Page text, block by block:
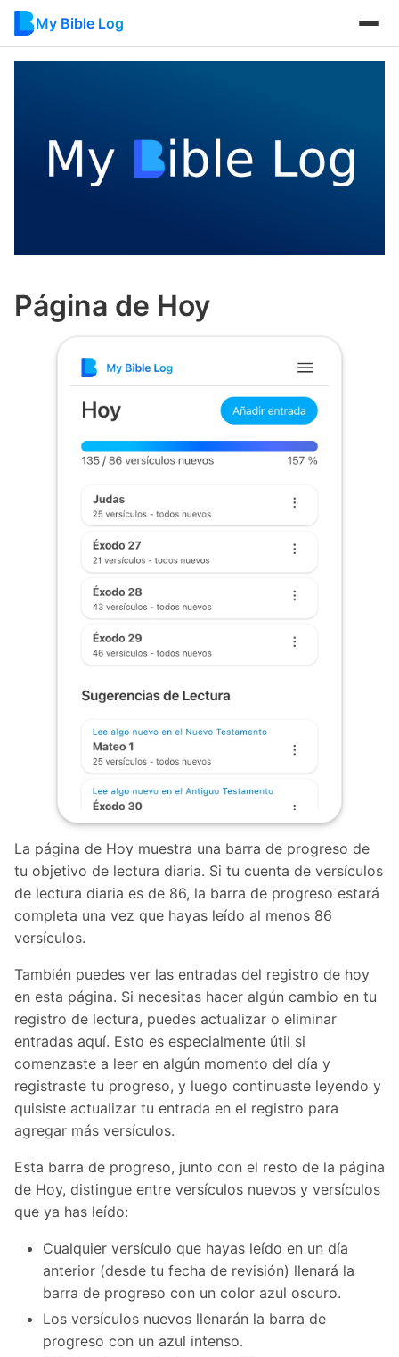
My Bible Log
Página de Hoy
La página de Hoy muestra una barra de progreso de
tu objetivo de lectura diaria. Si tu cuenta de versículos
de lectura diaria es de 86, la barra de progreso estará
completa una vez que hayas leído al menos 86
versículos.
También puedes ver las entradas del registro de hoy
en esta página. Si necesitas hacer algún cambio en tu
registro de lectura, puedes actualizar o eliminar
entradas aquí. Esto es especialmente útil si
comenzaste a leer en algún momento del día y
registraste tu progreso, y luego continuaste leyendo y
quisiste actualizar tu entrada en el registro para
agregar más versículos.
Esta barra de progreso, junto con el resto de la página
de Hoy, distingue entre versículos nuevos y versículos
que ya has leído:
Cualquier versículo que hayas leído en un día
anterior (desde tu fecha de revisión) llenará la
barra de progreso con un color azul oscuro.
Los versículos nuevos llenarán la barra de
progreso con un azul intenso.